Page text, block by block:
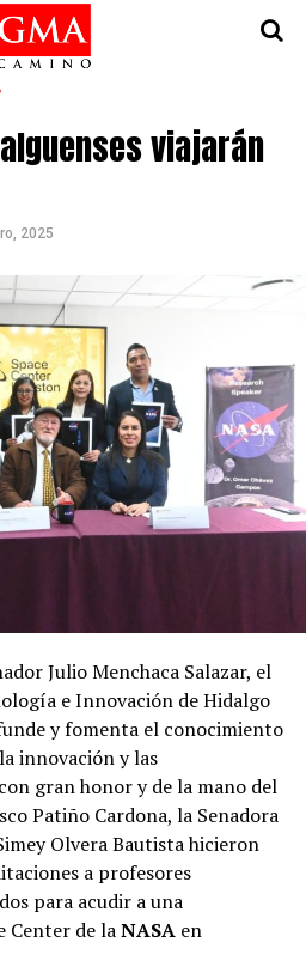
viajarán
2025
Julio Menchaca Salazar, el
e Innovación de Hidalgo
y fomenta el conocimiento
innovación y las
gran honor y de la mano del
Patiño Cardona, la Senadora
Olvera Bautista hicieron
a profesores
para acudir a una
Center de laNASAen